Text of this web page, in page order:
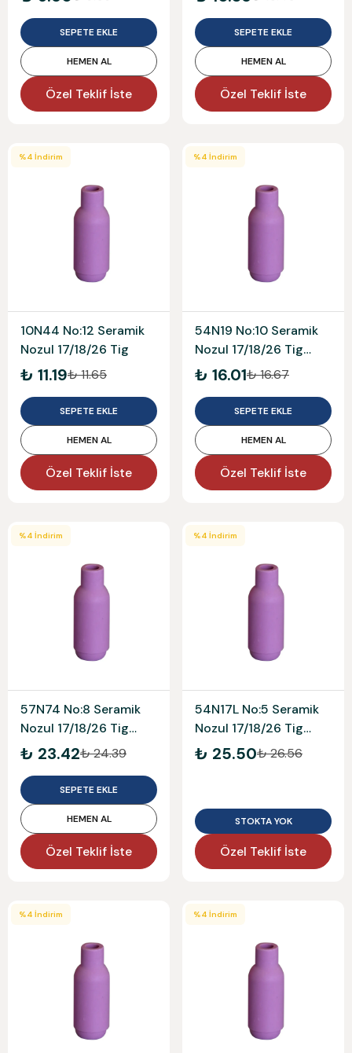
SEPETE EKLE
HEMEN AL
Özel Teklif İste
SEPETE EKLE
HEMEN AL
Özel Teklif İste
%4 İndirim
10N44 No:12 Seramik
Nozul 17/18/26 Tig
₺ 11.19₺ 11.65
SEPETE EKLE
HEMEN AL
Özel Teklif İste
%4 İndirim
54N19 No:10 Seramik
Nozul 17/18/26 Tig
Large
₺ 16.01₺ 16.67
SEPETE EKLE
HEMEN AL
Özel Teklif İste
%4 İndirim
57N74 No:8 Seramik
Nozul 17/18/26 Tig
Large
₺ 23.42₺ 24.39
SEPETE EKLE
HEMEN AL
Özel Teklif İste
%4 İndirim
54N17L No:5 Seramik
Nozul 17/18/26 Tig
Long
₺ 25.50₺ 26.56
STOKTA YOK
Özel Teklif İste
%4 İndirim %4 İndirim